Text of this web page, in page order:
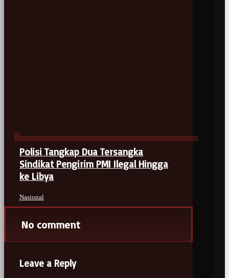
Polisi Tangkap Dua Tersangka
Sindikat Pengirim PMI Ilegal Hingga
ke Libya
Nasional
No comment
Leave a Reply